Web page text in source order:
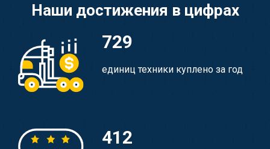
Наши достижения в цифрах
729
единиц техники куплено за год
412